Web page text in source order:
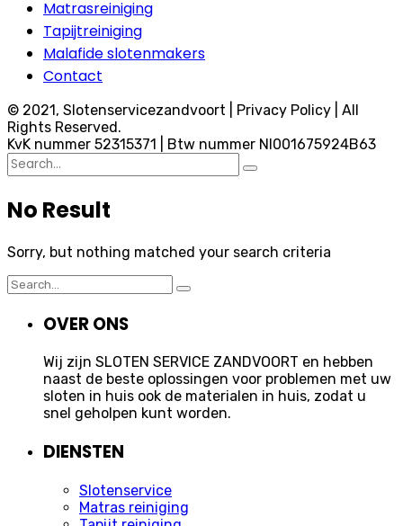
Matrasreiniging
Tapijtreiniging
Malafide slotenmakers
Contact
© 2021, Slotenservicezandvoort | Privacy Policy | All
Rights Reserved.
KvK nummer 52315371 | Btw nummer Nl001675924B63
Search
for:
No Result
Sorry, but nothing matched your search criteria
Search
for:
OVER ONS
Wij zijn SLOTEN SERVICE ZANDVOORT en hebben
naast de beste oplossingen voor problemen met uw
sloten in huis ook de materialen in huis, zodat u
snel geholpen kunt worden.
DIENSTEN
Slotenservice
Matras reiniging